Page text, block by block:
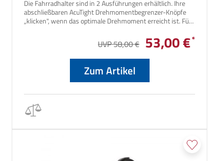
Die Fahrradhalter sind in 2 Ausführungen erhältlich. Ihre
abschließbaren AcuTight Drehmomentbegrenzer-Knöpfe
„klicken", wenn das optimale Drehmoment erreicht ist. Für
UVP 58,00 € 53,00 €
Zum Artikel